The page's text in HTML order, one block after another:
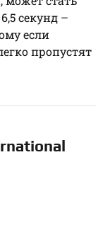
секунд –
если
пропустят